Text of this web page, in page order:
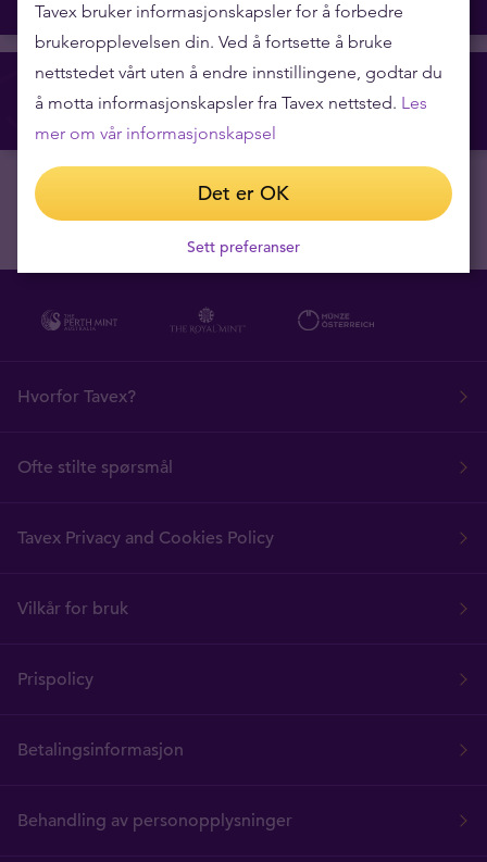
Opprett en Tavex ID
Hvorfor Tavex?
Ofte stilte spørsmål
Tavex Privacy and Cookies Policy
Vilkår for bruk
Prispolicy
Betalingsinformasjon
Behandling av personopplysninger
Tavex bruker informasjonskapsler for å forbedre
brukeropplevelsen din. Ved å fortsette å bruke
nettstedet vårt uten å endre innstillingene, godtar du
å motta informasjonskapsler fra Tavex nettsted. Les
mer om vår informasjonskapsel
Det er OK
Sett preferanser